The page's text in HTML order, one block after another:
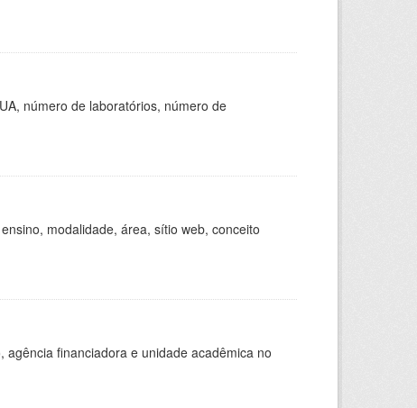
número de laboratórios, número de
modalidade, área, sítio web, conceito
financiadora e unidade acadêmica no